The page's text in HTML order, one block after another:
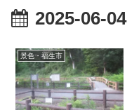
2025-06-04
景色・福生市